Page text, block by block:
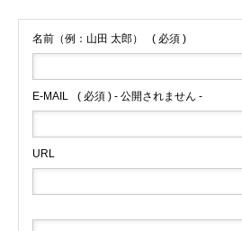
名前（例：山田 太郎） ( 必須 )
E-MAIL ( 必須 ) - 公開されません -
URL